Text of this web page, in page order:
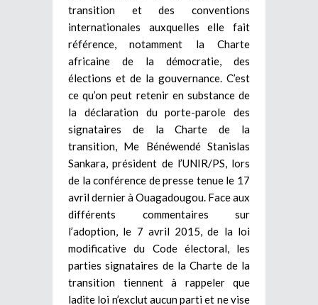
transition et des conventions
internationales auxquelles elle fait
référence, notamment la Charte
africaine de la démocratie, des
élections et de la gouvernance. C’est
ce qu’on peut retenir en substance de
la déclaration du porte-parole des
signataires de la Charte de la
transition, Me Bénéwendé Stanislas
Sankara, président de l’UNIR/PS, lors
de la conférence de presse tenue le 17
avril dernier à Ouagadougou. Face aux
différents commentaires sur
l’adoption, le 7 avril 2015, de la loi
modificative du Code électoral, les
parties signataires de la Charte de la
transition tiennent à rappeler que
ladite loi n’exclut aucun parti et ne vise